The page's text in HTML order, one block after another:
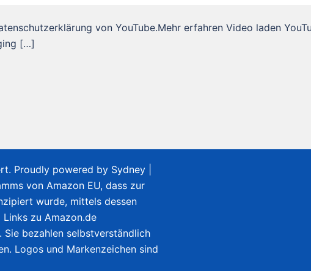
von YouTube.Mehr erfahren Video laden
[…]
Proudly powered by Sydney
von Amazon EU, dass zur
wurde, mittels dessen
zu Amazon.de
bezahlen selbstverständlich
Logos und Markenzeichen sind